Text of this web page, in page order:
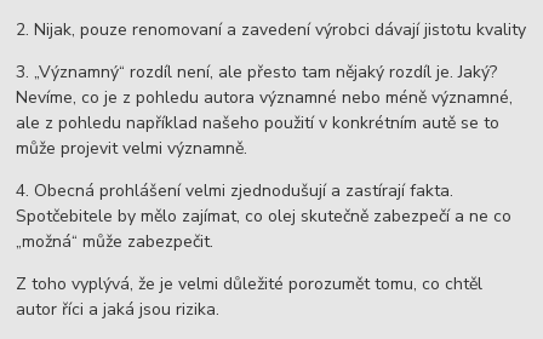
2. Nijak, pouze renomovaní a zavedení výrobci dávají jistotu kvality
3. „Významný“ rozdíl není, ale přesto tam nějaký rozdíl je. Jaký?
Nevíme, co je z pohledu autora významné nebo méně významné,
ale z pohledu například našeho použití v konkrétním autě se to
může projevit velmi významně.
4. Obecná prohlášení velmi zjednodušují a zastírají fakta.
Spotčebitele by mělo zajímat, co olej skutečně zabezpečí a ne co
„možná“ může zabezpečit.
Z toho vyplývá, že je velmi důležité porozumět tomu, co chtěl
autor říci a jaká jsou rizika.